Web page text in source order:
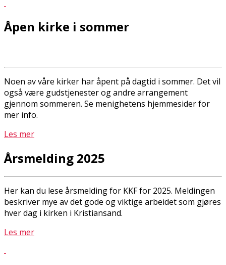
Åpen kirke i sommer
Noen av våre kirker har åpent på dagtid i sommer. Det vil
også være gudstjenester og andre arrangement
gjennom sommeren. Se menighetens hjemmesider for
mer info.
Les mer
Årsmelding 2025
Her kan du lese årsmelding for KKF for 2025. Meldingen
beskriver mye av det gode og viktige arbeidet som gjøres
hver dag i kirken i Kristiansand.
Les mer